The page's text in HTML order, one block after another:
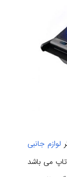
لوازم جانبی
می باشد